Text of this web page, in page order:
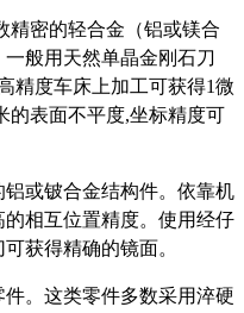
密的轻合金（铝或镁合
般用天然单晶金刚石刀
精度车床上加工可获得1微
的表面不平度,坐标精度可
或铍合金结构件。依靠机
相互位置精度。使用经仔
获得精确的镜面。
。这类零件多数采用淬硬